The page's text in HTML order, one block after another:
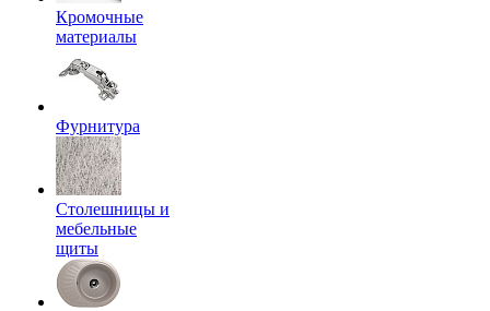
Кромочные
материалы
Фурнитура
Столешницы и
мебельные
щиты